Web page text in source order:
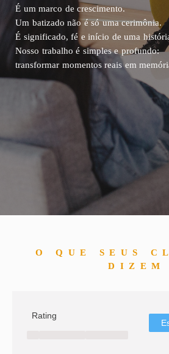
É um marco de crescimento.
Um batizado não é só uma cerimônia.
É significado, fé e início de uma
Nosso trabalho é simples e profundo:
transformar momentos reais em
O QUE SEUS
DIZEM
Rating